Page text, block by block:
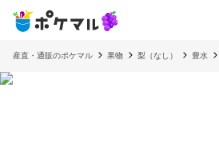
産直・通販のポケマル 果物 梨（なし） 豊水